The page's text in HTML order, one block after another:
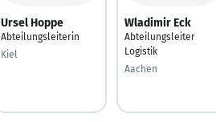
Ursel Hoppe
Abteilungsleiterin
Kiel
Wladimir Eck
Abteilungsleiter
Logistik
Aachen